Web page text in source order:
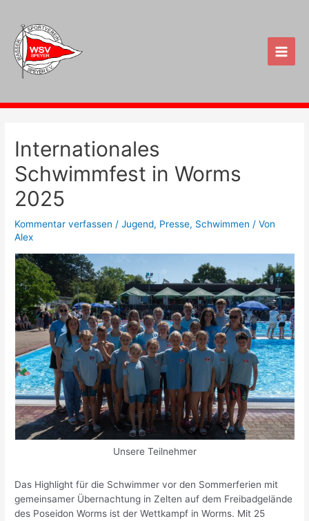
springen
Main
Internationales
Schwimmfest in Worms
2025
Kommentar verfassen /Jugend, Presse, Schwimmen / Von
Alex
Unsere Teilnehmer
Das Highlight für die Schwimmer vor den Sommerferien mit
gemeinsamer Übernachtung in Zelten auf dem Freibadgelände
des Poseidon Worms ist der Wettkampf in Worms. Mit 25